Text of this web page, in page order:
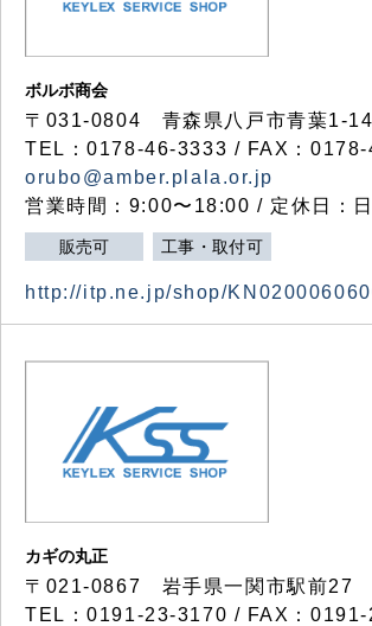
ボルボ商会
〒031-0804 青森県八戸市青葉1-
TEL：0178-46-3333 / FAX：
orubo@amber.plala.or.jp
営業時間：9:00〜18:00 / 定休日：日
販売可 工事・取付可
http://itp.ne.jp/shop/
カギの丸正
〒021-0867 岩手県一関市駅前27
TEL：0191-23-3170 / FAX：